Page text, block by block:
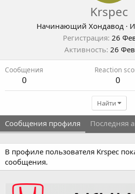
Krspec
Начинающий Хондавод ·
Регистрация 26
Активность 26
Сообщения
0
Reaction
0
Найти
Сообщения профиля Последняя
В профиле пользователя Krspec
сообщения.